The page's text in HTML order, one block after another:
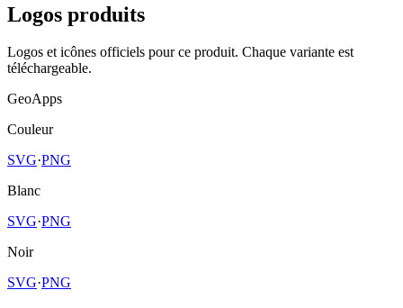
Logos produits
Logos et icônes officiels pour ce produit. Chaque variante est
téléchargeable.
GeoApps
Couleur
SVG·PNG
Blanc
SVG·PNG
Noir
SVG·PNG